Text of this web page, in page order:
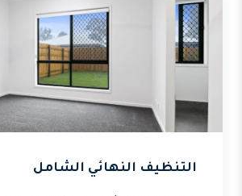
التنظيف النهائي الشامل